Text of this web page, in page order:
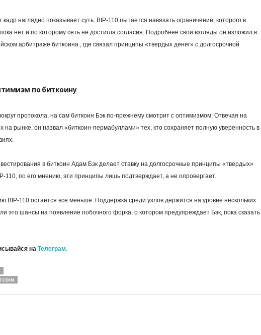
наглядно показывает суть: BIP-110 пытается навязать ограничение, которого в
нет и по которому сеть не достигла согласия. Подробнее свои взгляды он изложил в
арбитраже биткоина , где связал принципы «твердых денег» с долгосрочной
по биткоину
протокола, на сам биткоин Бэк по-прежнему смотрит с оптимизмом. Отвечая на
на рынке, он назвал «биткоин-пермабуллами» тех, кто сохраняет полную уверенность в
в биткоин Адам Бэк делает ставку на долгосрочные принципы «твердых»
110, по его мнению, эти принципы лишь подтверждает, а не опровергает.
BIP-110 остается все меньше. Поддержка среди узлов держится на уровне нескольких
это шансы на появление побочного форка, о котором предупреждает Бэк, пока сказать
на Телеграм.